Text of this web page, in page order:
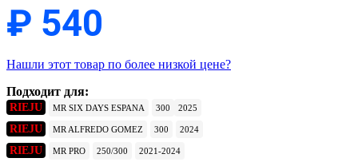
₽ 540
Нашли этот товар по более низкой цене?
Подходит для:
RIEJU MR SIX DAYS ESPANA 300 2025
RIEJU MR ALFREDO GOMEZ 300 2024
RIEJU MR PRO 250/300 2021-2024